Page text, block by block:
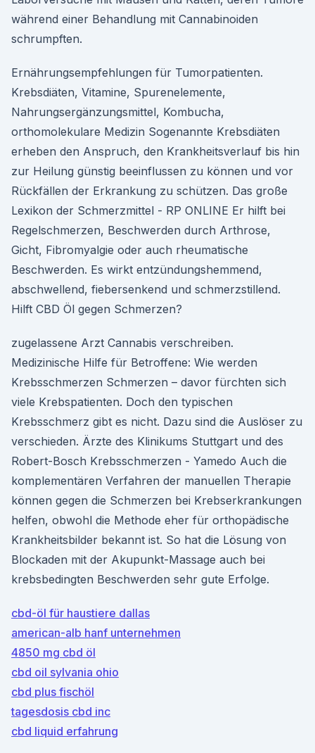
während einer Behandlung mit Cannabinoiden
schrumpften.
Ernährungsempfehlungen für Tumorpatienten.
Krebsdiäten, Vitamine, Spurenelemente,
Nahrungsergänzungsmittel, Kombucha,
orthomolekulare Medizin Sogenannte Krebsdiäten
erheben den Anspruch, den Krankheitsverlauf bis hin
zur Heilung günstig beeinflussen zu können und vor
Rückfällen der Erkrankung zu schützen. Das große
Lexikon der Schmerzmittel - RP ONLINE Er hilft bei
Regelschmerzen, Beschwerden durch Arthrose,
Gicht, Fibromyalgie oder auch rheumatische
Beschwerden. Es wirkt entzündungshemmend,
abschwellend, fiebersenkend und schmerzstillend.
Hilft CBD Öl gegen Schmerzen?
zugelassene Arzt Cannabis verschreiben.
Medizinische Hilfe für Betroffene: Wie werden
Krebsschmerzen Schmerzen – davor fürchten sich
viele Krebspatienten. Doch den typischen
Krebsschmerz gibt es nicht. Dazu sind die Auslöser zu
verschieden. Ärzte des Klinikums Stuttgart und des
Robert-Bosch Krebsschmerzen - Yamedo Auch die
komplementären Verfahren der manuellen Therapie
können gegen die Schmerzen bei Krebserkrankungen
helfen, obwohl die Methode eher für orthopädische
Krankheitsbilder bekannt ist. So hat die Lösung von
Blockaden mit der Akupunkt-Massage auch bei
krebsbedingten Beschwerden sehr gute Erfolge.
cbd-öl für haustiere dallas
american-alb hanf unternehmen
4850 mg cbd öl
cbd oil sylvania ohio
cbd plus fischöl
tagesdosis cbd inc
cbd liquid erfahrung